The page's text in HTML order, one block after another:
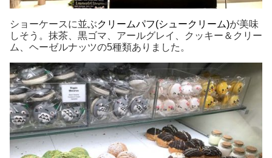
ショーケースに並ぶクリームパフ(シュークリーム)が美味
しそう。抹茶、黒ゴマ、アールグレイ、クッキー＆クリー
ム、ヘーゼルナッツの5種類ありました。